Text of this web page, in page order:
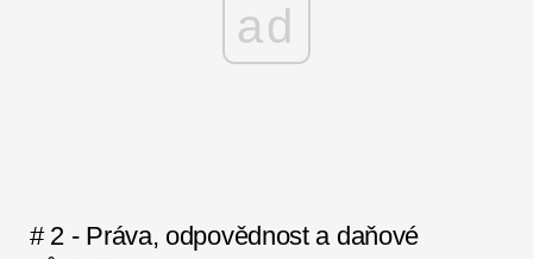
ad
# 2 - Práva, odpovědnost a daňové